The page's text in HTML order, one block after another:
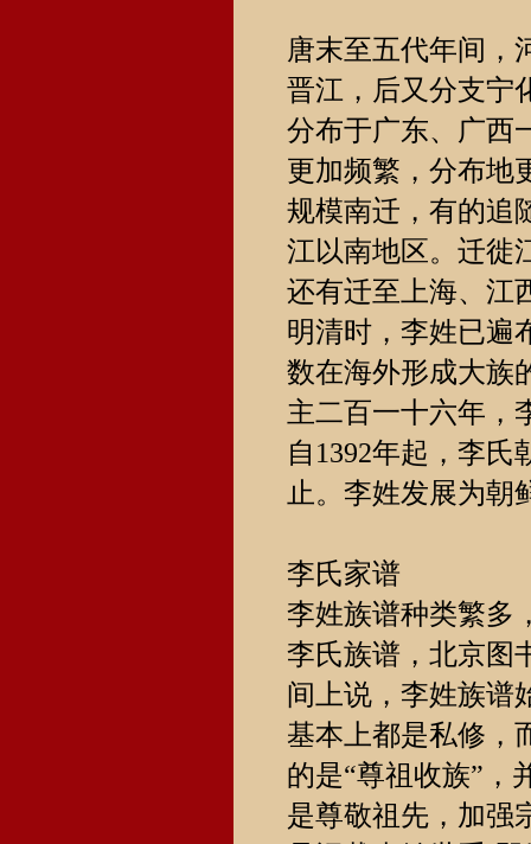
唐末至五代年间，
晋江，后又分支宁
分布于广东、广西
更加频繁，分布地
规模南迁，有的追
江以南地区。迁徙
还有迁至上海、江
明清时，李姓已遍
数在海外形成大族
主二百一十六年，
自1392年起，李
止。李姓发展为朝
李氏家谱
李姓族谱种类繁多
李氏族谱，北京图
间上说，李姓族谱
基本上都是私修，
的是“尊祖收族”，
是尊敬祖先，加强